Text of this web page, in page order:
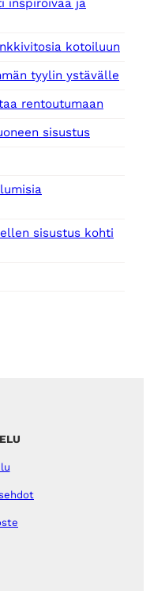
inspiroivaa ja
kotoiluun
tyylin ystävälle
rentoutumaan
sisustus
sisustus kohti